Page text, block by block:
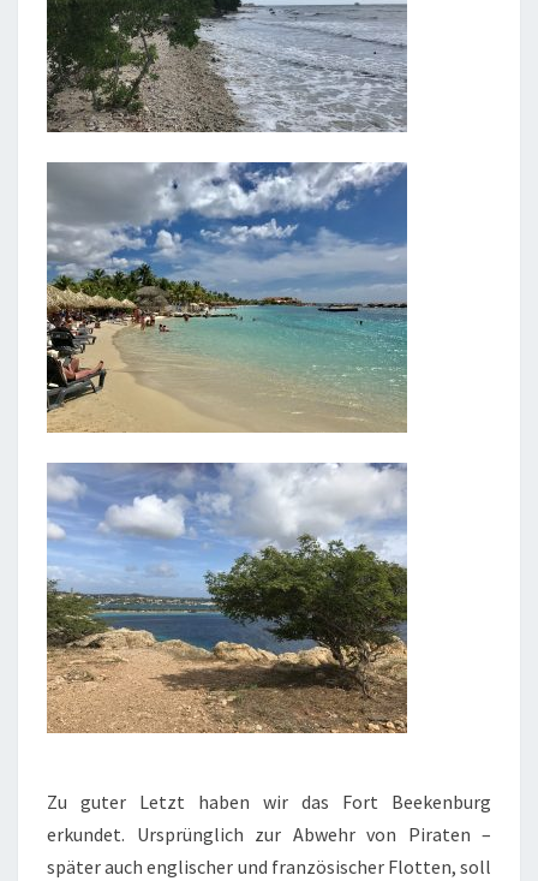
Zu guter Letzt haben wir das Fort Beekenburg
erkundet. Ursprünglich zur Abwehr von Piraten –
später auch englischer und französischer Flotten, soll